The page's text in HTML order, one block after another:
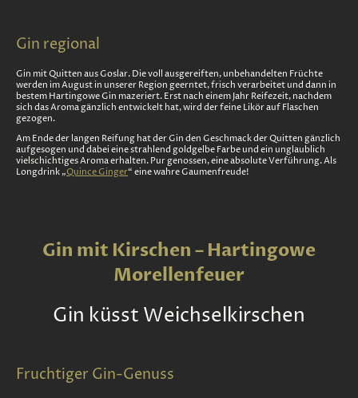
Gin regional
Gin mit Quitten aus Goslar. Die voll ausgereiften, unbehandelten Früchte
werden im August in unserer Region geerntet, frisch verarbeitet und dann in
bestem Hartingowe Gin mazeriert. Erst nach einem Jahr Reifezeit, nachdem
sich das Aroma gänzlich entwickelt hat, wird der feine Likör auf Flaschen
gezogen.
Am Ende der langen Reifung hat der Gin den Geschmack der Quitten gänzlich
aufgesogen und dabei eine strahlend goldgelbe Farbe und ein unglaublich
vielschichtiges Aroma erhalten. Pur genossen, eine absolute Verführung. Als
Longdrink „Quince Ginger“ eine wahre Gaumenfreude!
Gin mit Kirschen – Hartingowe
Morellenfeuer
Gin küsst Weichselkirschen
Fruchtiger Gin-Genuss